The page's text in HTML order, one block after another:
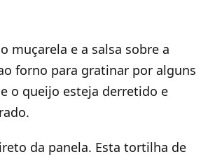
muçarela e a salsa sobre a
forno para gratinar por alguns
o queijo esteja derretido e
da panela. Esta tortilha de